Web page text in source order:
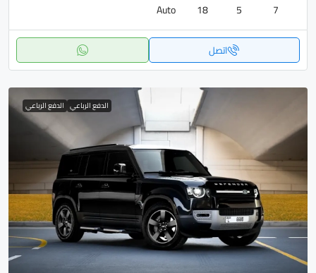
7
5
18
Auto
اتصل
الدفع الرباعي الدفع الرباعي